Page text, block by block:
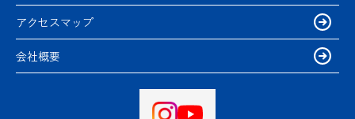
アクセスマップ
会社概要